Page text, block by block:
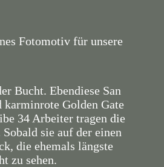
Fotomotiv für unsere
Bucht. Ebendiese San
karminrote Golden Gate
34 Arbeiter tragen die
sie auf der einen
die ehemals längste
zu sehen.